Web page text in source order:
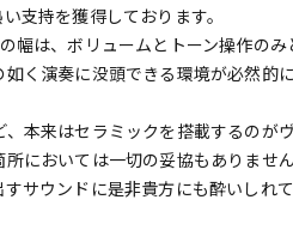
支持を獲得しております。
幅は、ボリュームとトーン操作の
く演奏に没頭できる環境が必然的
本来はセラミックを搭載するのが
においては一切の妥協もありません
サウンドに是非貴方にも酔いしれ